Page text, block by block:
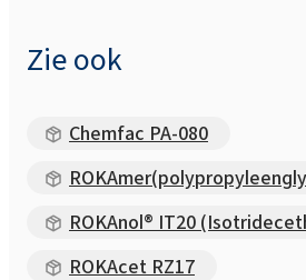
Zie ook
Chemfac PA-080
ROKAnol® IT20
ROKAcet RZ17